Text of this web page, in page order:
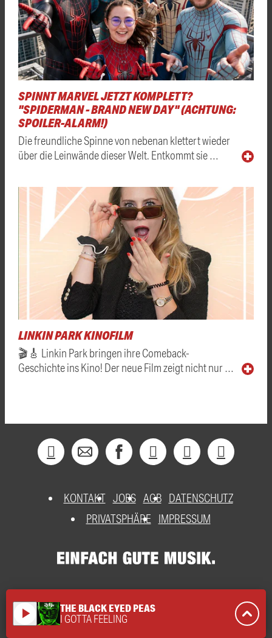
SPINNT MARVEL JETZT KOMPLETT?
"SPIDERMAN - BRAND NEW DAY" (ACHTUNG:
SPOILER-ALARM!)
Die freundliche Spinne von nebenan klettert wieder
über die Leinwände dieser Welt. Entkommt sie …
LINKIN PARK KINOFILM
🎬🎸 Linkin Park bringen ihre Comeback-
Geschichte ins Kino! Der neue Film zeigt nicht nur …
KONTAKT JOBS AGB DATENSCHUTZ
PRIVATSPHÄRE
IMPRESSUM
play_arrow THE BLACK EYED PEAS
I GOTTA FEELING